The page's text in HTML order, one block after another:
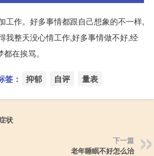
工作。好多事情都跟自己想象的不一样,
我整天没心情工作,好多事情做不好,经
在挨骂。
签： 抑郁 自评 量表
状
下一篇
老年睡眠不好怎么治